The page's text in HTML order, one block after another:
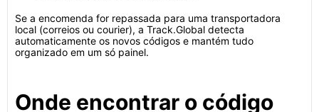
Se a encomenda for repassada para uma transportadora
local (correios ou courier), a Track.Global detecta
automaticamente os novos códigos e mantém tudo
organizado em um só painel.
Onde encontrar o código